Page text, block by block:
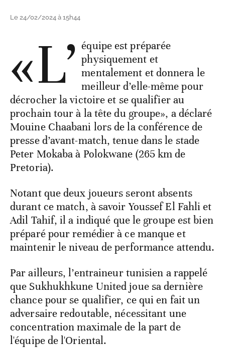
Le 24/02/2024 à 15h44
«L’ équipe est préparée
physiquement et
mentalement et donnera le
meilleur d’elle-même pour
décrocher la victoire et se qualifier au
prochain tour à la tête du groupe», a déclaré
Mouine Chaabani lors de la conférence de
presse d’avant-match, tenue dans le stade
Peter Mokaba à Polokwane (265 km de
Pretoria).
Notant que deux joueurs seront absents
durant ce match, à savoir Youssef El Fahli et
Adil Tahif, il a indiqué que le groupe est bien
préparé pour remédier à ce manque et
maintenir le niveau de performance attendu.
Par ailleurs, l’entraineur tunisien a rappelé
que Sukhukhkune United joue sa dernière
chance pour se qualifier, ce qui en fait un
adversaire redoutable, nécessitant une
concentration maximale de la part de
l'équipe de l'Oriental.